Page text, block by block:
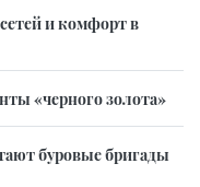
и комфорт в
«черного золота»
буровые бригады